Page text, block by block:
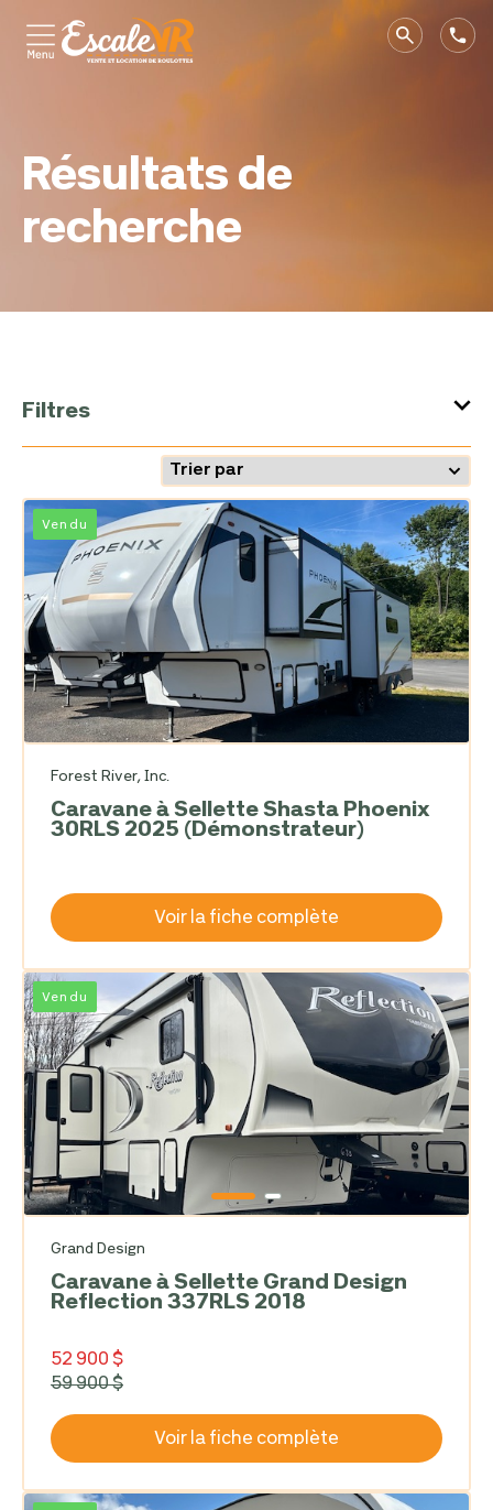
Résultats de
recherche
Filtres
Vendu
Forest River, Inc.
Caravane à Sellette Shasta Phoenix
30RLS 2025 (Démonstrateur)
Voir la fiche complète
Vendu
Grand Design
Caravane à Sellette Grand Design
Reflection 337RLS 2018
59 900 $
52 900 $
Voir la fiche complète